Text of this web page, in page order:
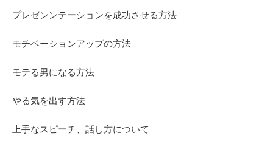
プレゼンンテーションを成功させる方法
モチベーションアップの方法
モテる男になる方法
やる気を出す方法
上手なスピーチ、話し方について